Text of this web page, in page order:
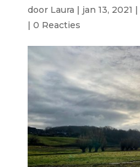
door Laura | jan 13, 2021 |
| 0 Reacties